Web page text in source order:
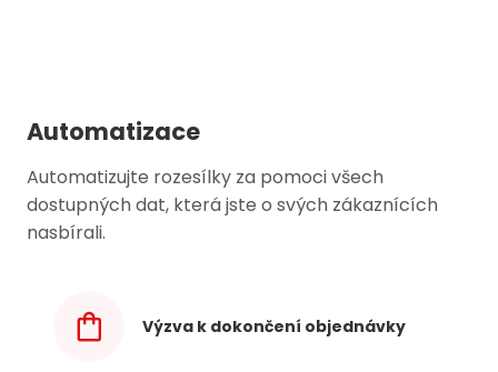
Automatizace
Automatizujte rozesílky za pomoci všech
dostupných dat, která jste o svých zákaznících
nasbírali.
Výzva k dokončení objednávky